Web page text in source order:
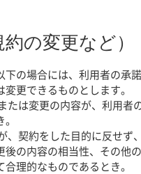
の変更など）
下の場合には、利用者の承
更できるものとします。
たは変更の内容が、利用者
、契約をした目的に反せず
後の内容の相当性、その他
理的なものであるとき。